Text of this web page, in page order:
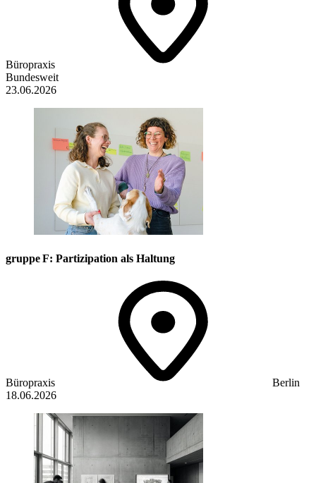
Büropraxis
Bundesweit
23.06.2026
gruppe F: Partizipation als Haltung
Büropraxis
Berlin
18.06.2026